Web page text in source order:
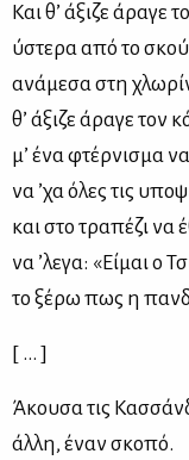
Και θ’ άξιζε άραγε
ύστερα από το
ανάμεσα στη
θ’ άξιζε άραγε τον
μ’ ένα φτέρνισμα
να ’χα όλες τις
και στο τραπέζι να
να ’λεγα: «Είμαι ο
το ξέρω πως η
[ ... ]
Άκουσα τις
άλλη, έναν σκοπό.